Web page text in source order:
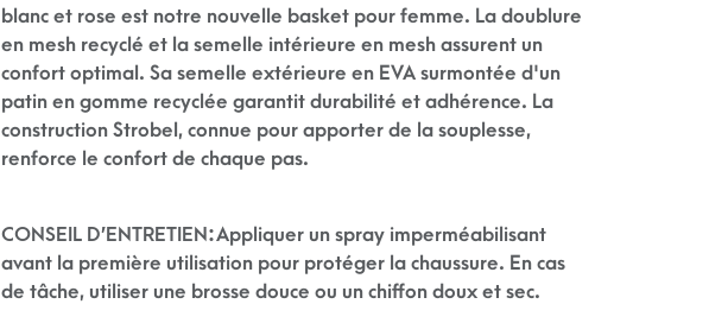
blanc et rose est notre nouvelle basket pour femme. La doublure
en mesh recyclé et la semelle intérieure en mesh assurent un
confort optimal. Sa semelle extérieure en EVA surmontée d'un
patin en gomme recyclée garantit durabilité et adhérence. La
construction Strobel, connue pour apporter de la souplesse,
renforce le confort de chaque pas.
CONSEIL D’ENTRETIEN:Appliquer un spray imperméabilisant
avant la première utilisation pour protéger la chaussure. En cas
de tâche, utiliser une brosse douce ou un chiffon doux et sec.